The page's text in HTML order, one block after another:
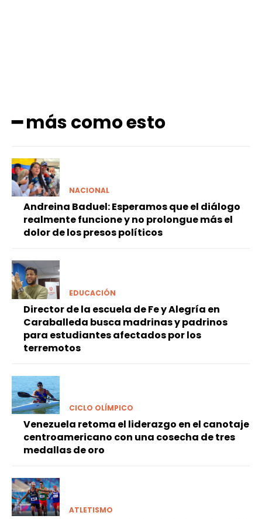
━ más como esto
NACIONAL
Andreina Baduel: Esperamos que el diálogo
realmente funcione y no prolongue más el
dolor de los presos políticos
EDUCACIÓN
Director de la escuela de Fe y Alegría en
Caraballeda busca madrinas y padrinos
para estudiantes afectados por los
terremotos
CICLO OLÍMPICO
Venezuela retoma el liderazgo en el canotaje
centroamericano con una cosecha de tres
medallas de oro
ATLETISMO